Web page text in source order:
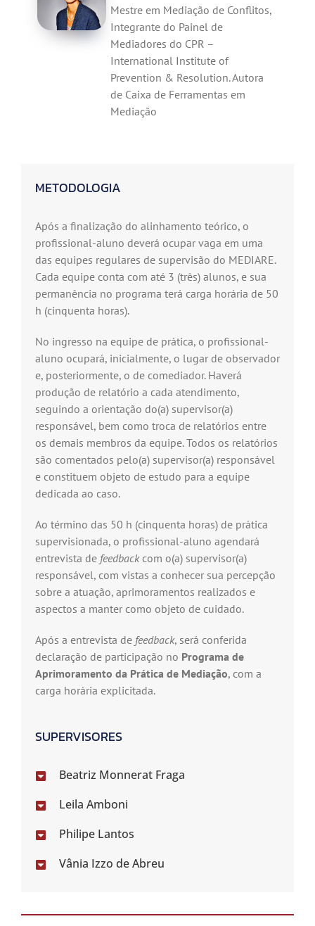
Mestre em Mediação de Conflitos,
Integrante do Painel de
Mediadores do CPR –
International Institute of
Prevention & Resolution. Autora
de Caixa de Ferramentas em
Mediação
METODOLOGIA
Após a finalização do alinhamento teórico, o
profissional-aluno deverá ocupar vaga em uma
das equipes regulares de supervisão do MEDIARE.
Cada equipe conta com até 3 (três) alunos, e sua
permanência no programa terá carga horária de 50
h (cinquenta horas).
No ingresso na equipe de prática, o profissional-
aluno ocupará, inicialmente, o lugar de observador
e, posteriormente, o de comediador. Haverá
produção de relatório a cada atendimento,
seguindo a orientação do(a) supervisor(a)
responsável, bem como troca de relatórios entre
os demais membros da equipe. Todos os relatórios
são comentados pelo(a) supervisor(a) responsável
e constituem objeto de estudo para a equipe
dedicada ao caso.
Ao término das 50 h (cinquenta horas) de prática
supervisionada, o profissional-aluno agendará
entrevista de feedbackcom o(a) supervisor(a)
responsável, com vistas a conhecer sua percepção
sobre a atuação, aprimoramentos realizados e
aspectos a manter como objeto de cuidado.
Após a entrevista de feedback, será conferida
declaração de participação no Programa de
Aprimoramento da Prática de Mediação, com a
carga horária explicitada.
SUPERVISORES
Beatriz Monnerat Fraga
Leila Amboni
Philipe Lantos
Vânia Izzo de Abreu